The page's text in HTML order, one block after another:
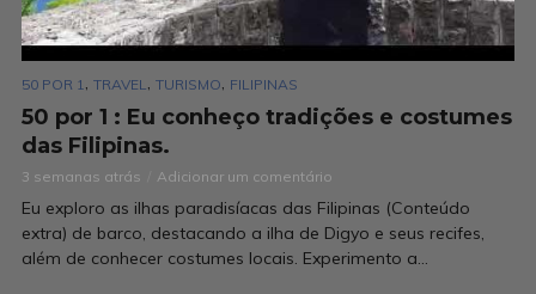
50 POR 1 , TRAVEL , TURISMO, FILIPINAS
50 por 1 : Eu conheço tradições e costumes
das Filipinas.
3 semanas atrás Adicionar um comentário
Eu exploro as ilhas paradisíacas das Filipinas (Conteúdo
extra) de barco, destacando a ilha de Digyo e seus recifes,
além de conhecer costumes locais. Experimento a...